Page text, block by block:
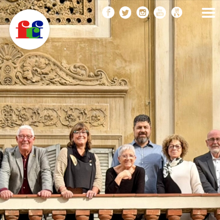
Vés
al
FEDERACIÓ CATALANA
DE FOTOGRAFIA
F
C
F